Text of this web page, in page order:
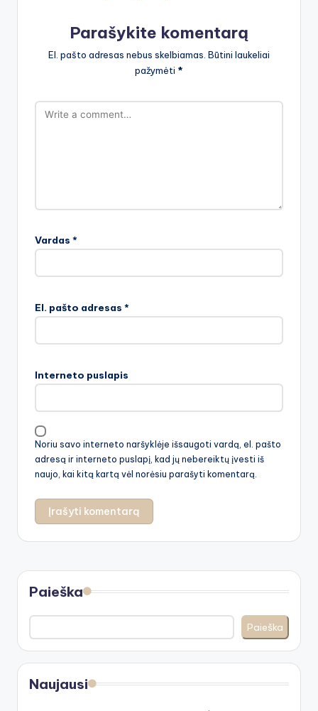
Parašykite komentarą
El. pašto adresas nebus skelbiamas. Būtini laukeliai
pažymėti *
Vardas *
El. pašto adresas *
Interneto puslapis
Noriu savo interneto naršyklėje išsaugoti vardą, el. pašto
adresą ir interneto puslapį, kad jų nebereiktų įvesti iš
naujo, kai kitą kartą vėl norėsiu parašyti komentarą.
Paieška
Paieška
Naujausi